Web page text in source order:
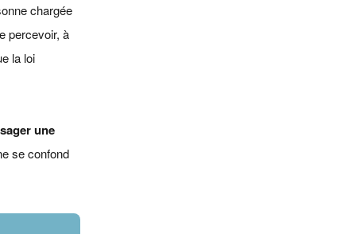
chargée
percevoir, à
la loi
une
se confond